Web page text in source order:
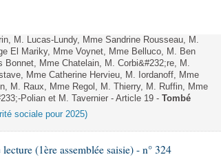
M. Lucas-Lundy, Mme Sandrine Rousseau, M.
El Mariky, Mme Voynet, Mme Belluco, M. Ben
Mme Chatelain, M. Corbi&#232;re, M.
Mme Catherine Hervieu, M. Iordanoff, Mme
M. Raux, Mme Regol, M. Thierry, M. Ruffin, Mme
Polian et M. Tavernier - Article 19 - Tombé
sociale pour 2025)
(1ère assemblée saisie) - n° 324